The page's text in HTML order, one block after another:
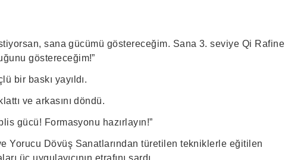
sana gücümü göstereceğim. Sana 3. seviye Qi Rafine
göstereceğim!”
bir baskı yayıldı.
ve arkasını döndü.
gücü! Formasyonu hazırlayın!”
Yorucu Dövüş Sanatlarından türetilen tekniklerle eğitilen
üç uygulayıcının etrafını sardı.